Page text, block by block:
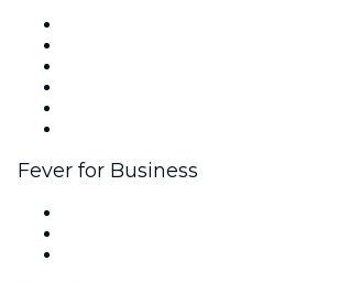
Fever for Business